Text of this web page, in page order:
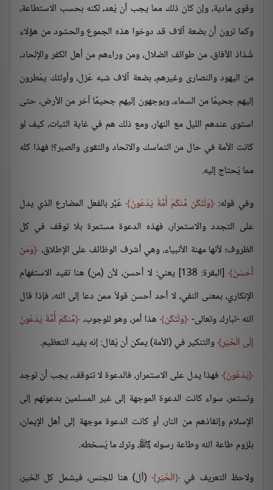
وقوى مادية، وإن كان ذلك مما يجب أن يُعد، لكنه بحسب الاستطاعة،
وكما ترون أن بضعة آلاف قد دوخوا هذه الجموع والحشود من هؤلاء
شُذاذ الآفاق، من طوائف الضلال، ومن وراءهم من أهل الكفر والإلحاد،
من اليهود والنصارى وغيرهم، بضعة آلاف شبه عُزل، وأولئك يمُطرون
إليهم جحيمًا من السماء، ويوجهون إليهم جحيمًا آخر من الأرض، حتى
استوى عندهم الليل مع النهار، ومع ذلك هم في غاية الثبات، كيف لو
كانت الأمة في حال من التماسك والاتحاد والتقوى والصبر؟! فهذا كله
مما يُحتاج إليه.
وفي قوله: وَلْتَكُن مِّنكُمْ أُمَّةٌ يَدْعُونَ عُبَّر بالفعل المضارع الذي يدل
على التجدد والاستمرار، فهذه الدعوة مستمرة بلا توقف في كل
الظروف؛ لأنها مهنة الأنبياء، وهي أشرف الوظائف على الإطلاق، وَمَنْ
أَحْسَنُ
[البقرة: 138] يعني: لا أحسن، لأن (من) هنا تفيد الاستفهام
الإنكاري، بمعنى النفي، لا أحد أحسن قولاً ممن دعا إلى الله، فإذا قال
الله -تبارك وتعالى- وَلْتَكُن هذا أمر، وهو للوجوب، مِّنكُمْ أُمَّةٌ يَدْعُونَ
إِلَى الْخَيْرِ والتنكير في (الأمة) يمكن أن يُقال: إنه يفيد التعظيم.
يَدْعُونَ فهذا يدل على الاستمرار، فالدعوة لا تتوقف، يجب أن توجد
وتستمر، سواء كانت الدعوة الموجهة إلى غير المسلمين بدعوتهم إلى
الإسلام وإنقاذهم من النار، أو كانت الدعوة موجهة إلى أهل الإيمان،
بلزوم طاعة الله وطاعة رسوله ﷺ، وترك ما يُسخطه.
ولاحظ التعريف في الْخَيْرِ (أل) هنا للجنس، فيشمل كل الخير،